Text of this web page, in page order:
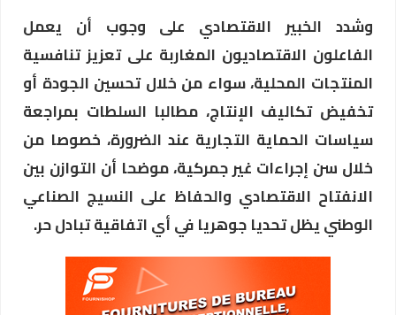
وشدد الخبير الاقتصادي على وجوب أن يعمل
الفاعلون الاقتصاديون المغاربة على تعزيز تنافسية
المنتجات المحلية، سواء من خلال تحسين الجودة أو
تخفيض تكاليف الإنتاج، مطالبا السلطات بمراجعة
سياسات الحماية التجارية عند الضرورة، خصوصا من
خلال سن إجراءات غير جمركية، موضحا أن التوازن بين
الانفتاح الاقتصادي والحفاظ على النسيج الصناعي
الوطني يظل تحديا جوهريا في أي اتفاقية تبادل حر.